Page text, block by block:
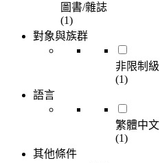
圖書/雜誌
(1)
對象與族群
非限制級
(1)
語言
繁體中文
(1)
其他條件